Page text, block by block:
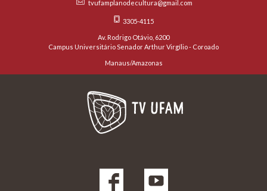
tvufamplanodecultura@gmail.com
3305-4115
Av. Rodrigo Otávio, 6200
Campus Universitário Senador Arthur Virgílio - Coroado
Manaus/Amazonas